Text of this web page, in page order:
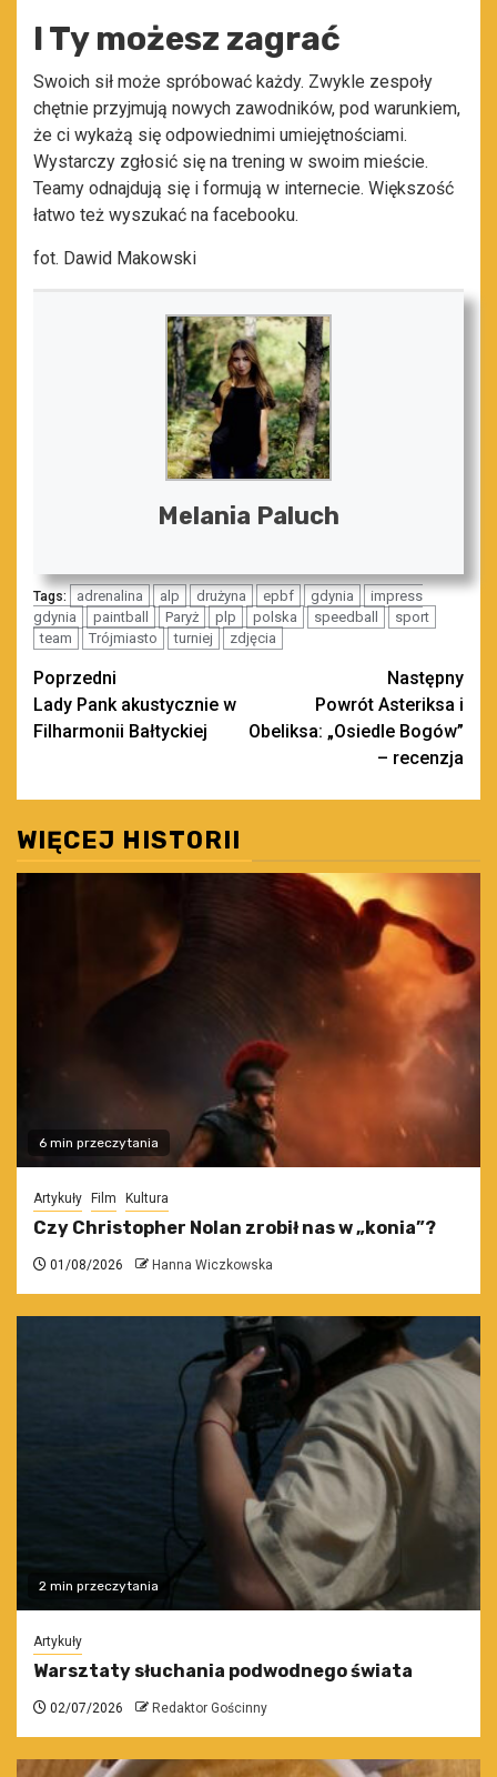
I Ty możesz zagrać
Swoich sił może spróbować każdy. Zwykle zespoły
chętnie przyjmują nowych zawodników, pod warunkiem,
że ci wykażą się odpowiednimi umiejętnościami.
Wystarczy zgłosić się na trening w swoim mieście.
Teamy odnajdują się i formują w internecie. Większość
łatwo też wyszukać na facebooku.
fot. Dawid Makowski
Melania Paluch
Tags: adrenalina alp drużyna epbf gdynia
impress
gdynia
paintball Paryż plp polska speedball
sport
team
Trójmiasto turniej zdjęcia
Zobacz
wpisy
Poprzedni
Lady Pank akustycznie w
Filharmonii Bałtyckiej
Następny
Powrót Asteriksa i
Obeliksa: „Osiedle Bogów”
– recenzja
WIĘCEJ HISTORII
6 min przeczytania
Artykuły Film Kultura
Czy Christopher Nolan zrobił nas w „konia”?
01/08/2026 Hanna Wiczkowska
2 min przeczytania
Artykuły
Warsztaty słuchania podwodnego świata
02/07/2026 Redaktor Gościnny